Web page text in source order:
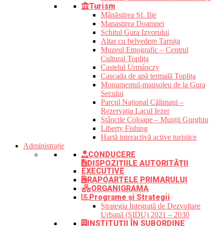
Turism
Mânăstirea Sf. Ilie
Manastirea Doamnei
Schitul Gura Izvorului
Altar cu belvedere Tarnița
Muzeul Etnografic – Centrul
Cultural Toplița
Castelul Urmánczy
Cascada de apă termală Toplița
Monumentul-mausoleu de la Gura
Secului
Parcul Național Călimani –
Rezervația Lacul Iezer
Stâncile Coloape – Munții Gurghiu
Liberty Fishing
Hartă interactivă active turistice
Administrație
CONDUCERE
DISPOZIȚIILE AUTORITĂȚII
EXECUTIVE
RAPOARTELE PRIMARULUI
ORGANIGRAMA
Programe și Strategii
Strategia Integrată de Dezvoltare
Urbană (SIDU) 2021 – 2030
INSTITUȚII ÎN SUBORDINE